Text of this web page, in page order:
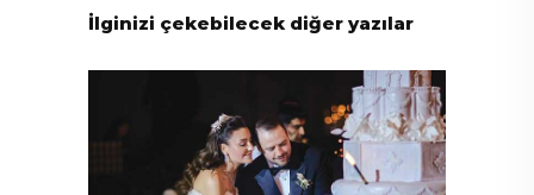
İlginizi çekebilecek diğer yazılar